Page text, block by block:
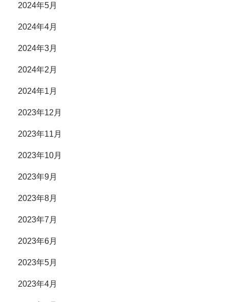
2024年5月
2024年4月
2024年3月
2024年2月
2024年1月
2023年12月
2023年11月
2023年10月
2023年9月
2023年8月
2023年7月
2023年6月
2023年5月
2023年4月